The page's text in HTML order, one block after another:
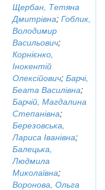
Щербан, Тетяна
Дмитрівна; Гоблик,
Володимир
Васильович;
Корнієнко,
Інокентій
Олексійович; Барчі,
Беата Василівна;
Барчій, Магдалина
Степанівна;
Березовська,
Лариса Іванівна;
Балецька,
Людмила
Миколаївна;
Воронова, Ольга